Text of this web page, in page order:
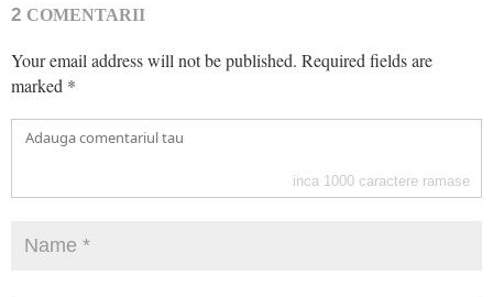
2 COMENTARII
Your email address will not be published. Required fields are
marked *
inca 1000 caractere ramase